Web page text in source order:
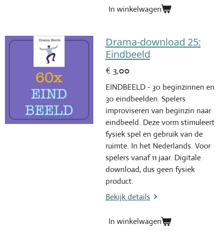
In winkelwagen
Drama-download 25:
Eindbeeld
€ 3,00
EINDBEELD - 30 beginzinnen en
30 eindbeelden. Spelers
improviseren van beginzin naar
eindbeeld. Deze vorm stimuleert
fysiek spel en gebruik van de
ruimte. In het Nederlands. Voor
spelers vanaf 11 jaar. Digitale
download, dus geen fysiek
product.
Bekijk details
In winkelwagen